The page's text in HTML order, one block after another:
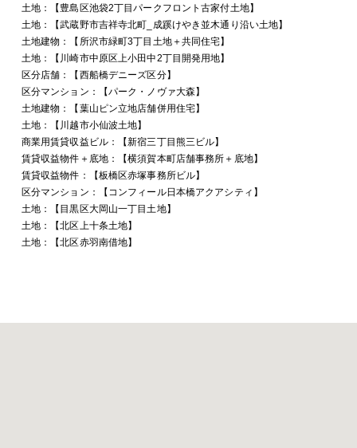
土地：【豊島区池袋2丁目パークフロント古家付土地】
土地：【武蔵野市吉祥寺北町_成蹊けやき並木通り沿い土地】
土地建物：【所沢市緑町3丁目土地＋共同住宅】
土地：【川崎市中原区上小田中2丁目開発用地】
区分店舗：【西船橋デニーズ区分】
区分マンション：【パーク・ノヴァ大森】
土地建物：【葉山ピン立地店舗併用住宅】
土地：【川越市小仙波土地】
商業用賃貸収益ビル：【新宿三丁目熊三ビル】
賃貸収益物件＋底地：【横須賀本町店舗事務所＋底地】
賃貸収益物件：【板橋区赤塚事務所ビル】
区分マンション：【コンフィール日本橋アクアシティ】
土地：【目黒区大岡山一丁目土地】
土地：【北区上十条土地】
土地：【北区赤羽南借地】